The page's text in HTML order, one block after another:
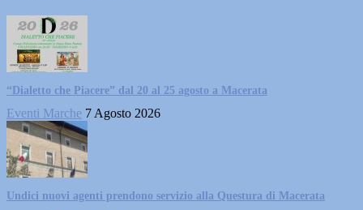
“Dialetto che Piacere” dal 20 al 25 agosto a Macerata
Eventi Marche 7 Agosto 2026
Undici nuovi agenti prendono servizio alla Questura di Macerata